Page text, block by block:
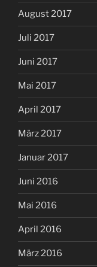
August 2017
Juli 2017
Juni 2017
Mai 2017
April 2017
März 2017
Januar 2017
Juni 2016
Mai 2016
April 2016
März 2016